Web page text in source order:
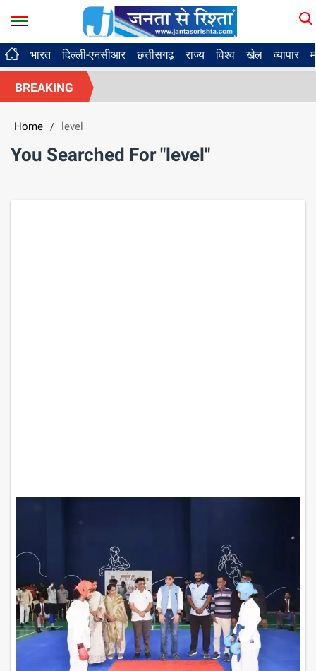
भारत दिल्ली-एनसीआर छत्तीसगढ़ राज्य विश्व खेल व्यापार
BREAKING
Home / level
You Searched For "level"